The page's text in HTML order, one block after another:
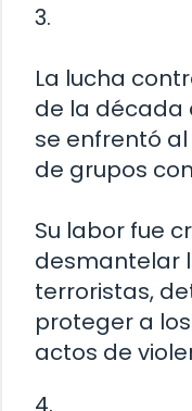
3.
La lucha
de la década
se enfrentó
de grupos
Su labor fue
desmantelar
terroristas,
proteger a
actos de
4.